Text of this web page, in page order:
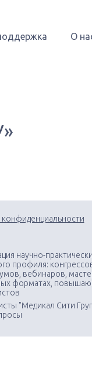
О
конфиденциальности
научно-
профиля:
вебинаров,
форматах,
"Медикал Сити